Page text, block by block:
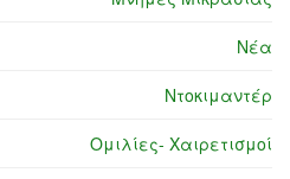
Νέα
Ντοκιμαντέρ
Ομιλίες- Χαιρετισμοί